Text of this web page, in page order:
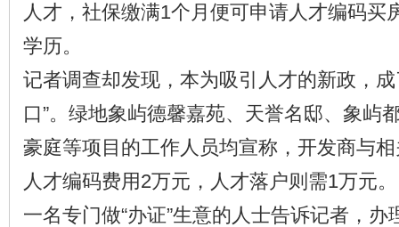
人才，社保缴满1个月便可申请人才编码买
学历。
记者调查却发现，本为吸引人才的新政，
口”。绿地象屿德馨嘉苑、天誉名邸、象屿
豪庭等项目的工作人员均宣称，开发商与
人才编码费用2万元，人才落户则需1万元。
一名专门做“办证”生意的人士告诉记者，办